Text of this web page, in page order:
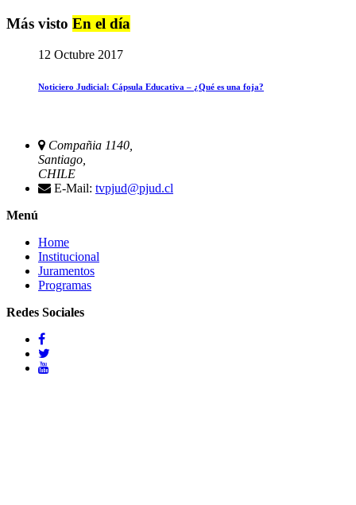
Más visto En el día
12 Octubre 2017
Noticiero Judicial: Cápsula Educativa – ¿Qué es una foja?
Compañia 1140,
Santiago,
CHILE
E-Mail: tvpjud@pjud.cl
Menú
Home
Institucional
Juramentos
Programas
Redes Sociales